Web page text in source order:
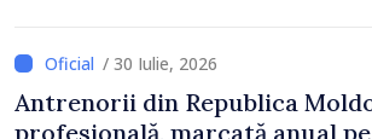
/ 30 Iulie, 2026
Antrenorii din Republica
profesională, marcată anual